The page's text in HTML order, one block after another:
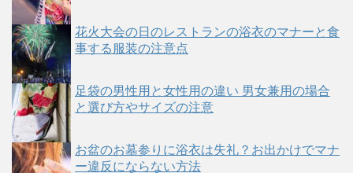
花火大会の日のレストランの浴衣のマナーと食
事する服装の注意点
足袋の男性用と女性用の違い 男女兼用の場合
と選び方やサイズの注意
お盆のお墓参りに浴衣は失礼？お出かけでマナ
ー違反にならない方法